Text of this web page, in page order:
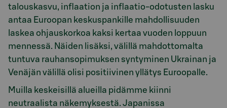
talouskasvu, inflaation ja inflaatio-odotusten lasku
antaa Euroopan keskuspankille mahdollisuuden
laskea ohjauskorkoa kaksi kertaa vuoden loppuun
mennessä. Näiden lisäksi, välillä mahdottomalta
tuntuva rauhansopimuksen syntyminen Ukrainan ja
Venäjän välillä olisi positiivinen yllätys Euroopalle.
Muilla keskeisillä alueilla pidämme kiinni
neutraalista näkemyksestä. Japanissa